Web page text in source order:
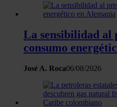
Las cookies de este sitio web
sociales y analizar el tráfico.
información sobre el uso que
nuestros partners de redes
web, quienes pueden
que les haya proporcionado o
partir del uso que haya
La sensibilidad al
consumo
José A. Roca06/08/2026